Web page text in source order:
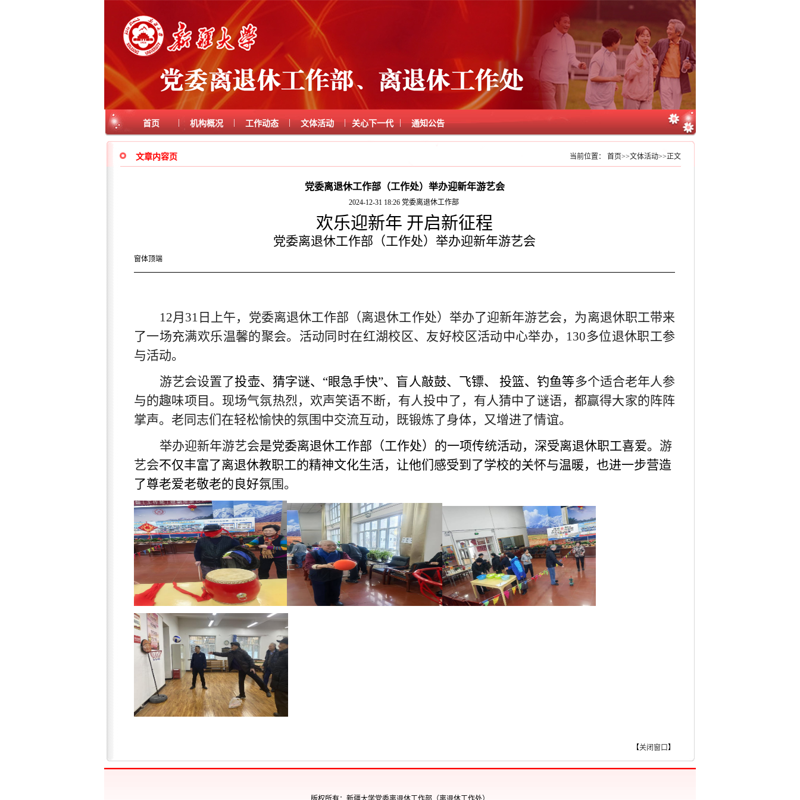
首页 | 机构概况 | 工作动态 | 文体活动 | 关心下一代 | 通知公告
文章内容页 当前位置： 首页>>文体活动>>正文
党委离退休工作部（工作处）举办迎新年游艺会
2024-12-31 18:26 党委离退休工作部
欢乐迎新年 开启新征程
党委离退休工作部（工作处）举办迎新年游艺会
窗体顶端
12月 31 日上午，党委离退休工作部（离退休工作处）举办了迎新年游艺会，为离退休职工带来
了一场充满欢乐温馨的聚会。活动同时在红湖校区、友好校区活动中心举办， 130多位退休职工参
与活动。
游艺会设置了投壶、猜字谜、“眼急手快”、盲人敲鼓、飞镖、 投篮、钓鱼等多个适合老年人参
与的趣味项目。现场气氛热烈，欢声笑语不断，有人投中了，有人猜中了谜语，都赢得大家的阵阵
掌声。老同志们在轻松愉快的氛围中交流互动，既锻炼了身体，又增进了情谊。
举办迎新年游艺会是党委离退休工作部（工作处）的一项传统活动，深受离退休职工喜爱。 游
艺会不仅丰富了离退休教职工的精神文化生活，让他们感受到了学校的关怀与温暖，也进一步营造
了尊老爱老敬老的良好氛围。
【关闭窗口】